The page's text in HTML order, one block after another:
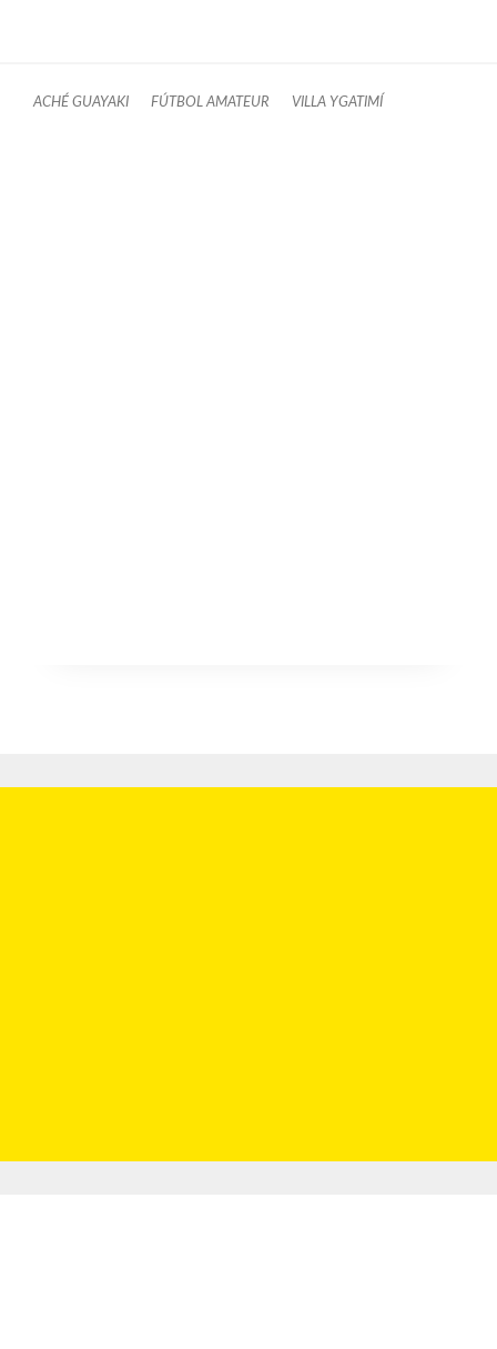
ACHÉ GUAYAKI FÚTBOL AMATEUR VILLA YGATIMÍ